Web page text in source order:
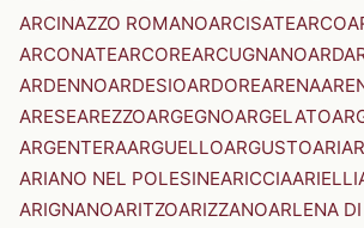
ARCINAZZO ROMANOARCISATEARCO
ARCONATEARCOREARCUGNANO
ARDENNOARDESIOARDOREARENA
ARESEAREZZOARGEGNOARGELATO
ARGENTERAARGUELLOARGUSTOARI
ARIANO NEL POLESINEARICCIAARIELLI
ARIGNANOARITZOARIZZANOARLENA